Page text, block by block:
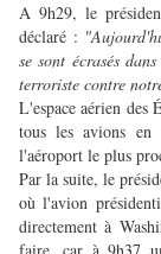
A 9h29, le
déclaré :
se sont écrasés
terroriste contre
L'espace aérien
tous les avions
l'aéroport le plus
Par la suite, le
où l'avion
directement à